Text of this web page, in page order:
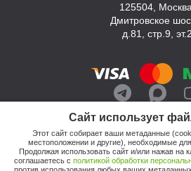
Сайт использует
Этот сайт собирает ваши метаданные
местоположении и другие), необходимые
Продолжая использовать сайт и/или нажав на
соглашаетесь с политикой обработки
125504, Москва,
Дмитровское
д.81, стр.9, эт.2